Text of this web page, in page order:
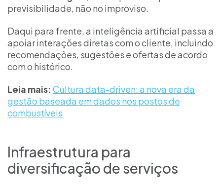
previsibilidade, não no improviso.
Daqui para frente, a inteligência artificial passa a
apoiar interações diretas com o cliente, incluindo
recomendações, sugestões e ofertas de acordo
com o histórico.
Leia mais: Cultura data-driven: a nova era da
gestão baseada em dados nos postos de
combustíveis
Infraestrutura para
diversificação de serviços